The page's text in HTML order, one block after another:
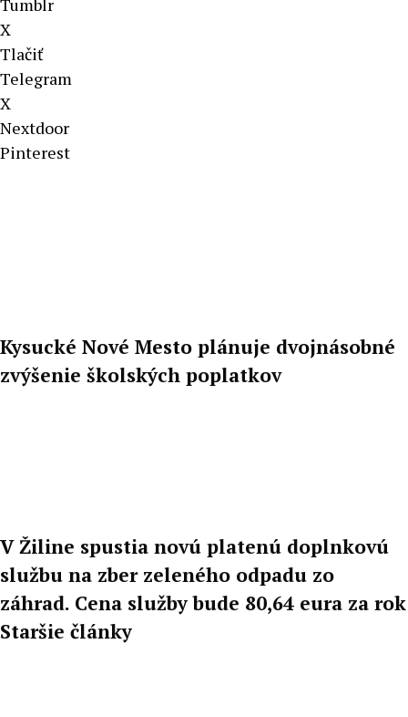
Tumblr
X
Tlačiť
Telegram
X
Nextdoor
Pinterest
Kysucké Nové Mesto plánuje dvojnásobné
zvýšenie školských poplatkov
V Žiline spustia novú platenú doplnkovú
službu na zber zeleného odpadu zo
záhrad. Cena služby bude 80,64 eura za rok
Staršie články